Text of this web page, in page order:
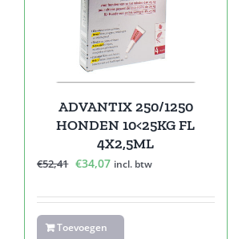
ADVANTIX 250/1250
HONDEN 10<25KG FL
4X2,5ML
€52,41 Oorspronkelijke
was:
€52,41.
€34,07Huidige
is:
€34,07.
incl. btw
Toevoegen